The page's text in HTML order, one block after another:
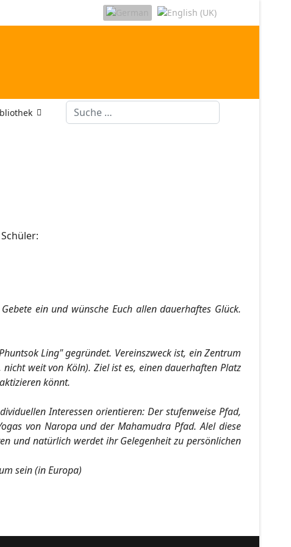
Suchen
ein und wünsche Euch allen dauerhaftes Glück.
Ling" gegründet. Vereinszweck ist, ein Zentrum
weit von Köln). Ziel ist es, einen dauerhaften Platz
könnt.
Interessen orientieren: Der stufenweise Pfad,
von Naropa und der Mahamudra Pfad. Alel diese
und natürlich werdet ihr Gelegenheit zu persönlichen
sein (in Europa)